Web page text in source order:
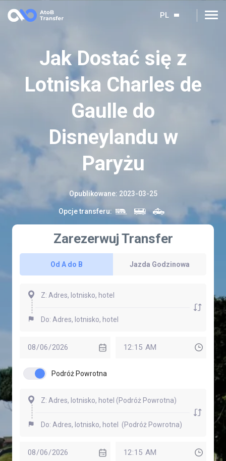
PL
Jak Dostać się z
Lotniska Charles de
Gaulle do
Disneylandu w
Paryżu
Opublikowane: 2023-03-25
Opcje transferu:
Zarezerwuj Transfer
Od A do B Jazda Godzinowa
Podróż Powrotna